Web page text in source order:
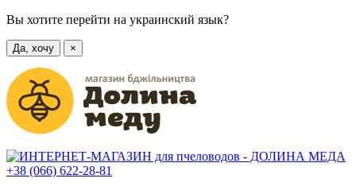
Вы хотите перейти на украинский язык?
Да, хочу ×
+38 (066) 622-28-81